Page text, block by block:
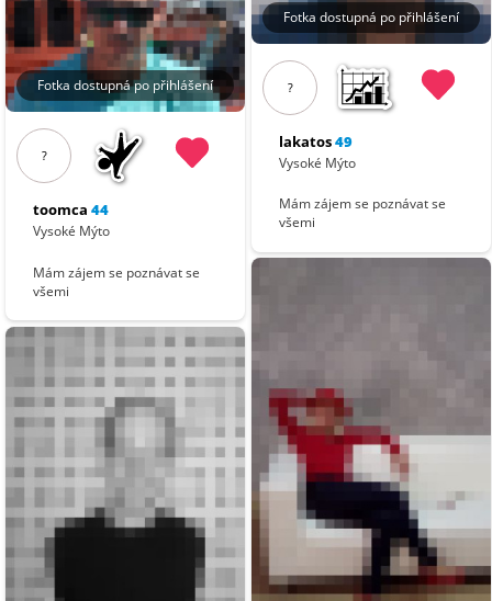
Fotka dostupná po přihlášení
?
toomca 44
Vysoké Mýto
Mám zájem se poznávat se
všemi
Fotka dostupná po přihlášení
?
lakatos49
Vysoké Mýto
Mám zájem se poznávat se
všemi